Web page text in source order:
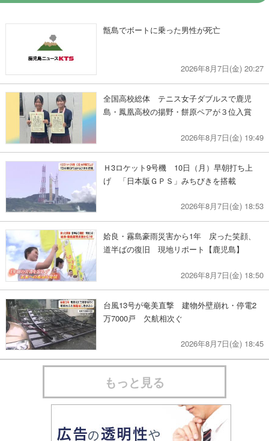
甑島でボートに乗った男性が死亡
2026年8月7日(金) 20:27
全国高校総体 テニス女子ダブルスで鹿児
島・鳳凰高校の揚野・餅原ペアが３位入賞
2026年8月7日(金) 19:49
Ｈ3ロケット9号機 10日（月）早朝打ち上
げ 「日本版ＧＰＳ」みちびきを搭載
2026年8月7日(金) 18:53
姶良・霧島豪雨災害から1年 戻った笑顔、
道半ばの復旧 現地リポート【鹿児島】
2026年8月7日(金) 18:50
台風13号が奄美直撃 建物外壁崩れ・停電2
万7000戸 欠航相次ぐ
2026年8月7日(金) 18:45
もっと見る